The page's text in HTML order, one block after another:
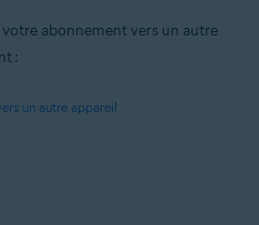
abonnement vers un autre
:
un autre appareil